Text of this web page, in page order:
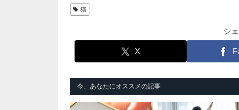
猫
シ
X
今、あなたにオススメの記事